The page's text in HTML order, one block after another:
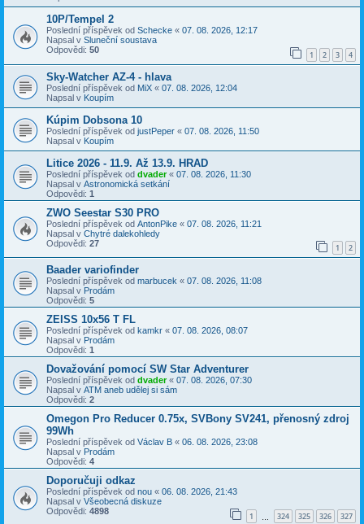
10P/Tempel 2
Poslední příspěvek od Schecke « 07. 08. 2026, 12:17
Napsal v Sluneční soustava
Odpovědi: 50 1 2 3 4
Sky-Watcher AZ-4 - hlava
Poslední příspěvek od MiX « 07. 08. 2026, 12:04
Napsal v Koupím
Kúpim Dobsona 10
Poslední příspěvek od justPeper « 07. 08. 2026, 11:50
Napsal v Koupím
Litice 2026 - 11.9. Až 13.9. HRAD
Poslední příspěvek od dvader« 07. 08. 2026, 11:30
Napsal v Astronomická setkání
Odpovědi: 1
ZWO Seestar S30 PRO
Poslední příspěvek od AntonPike « 07. 08. 2026, 11:21
Napsal v Chytré dalekohledy
Odpovědi: 27 1 2
Baader variofinder
Poslední příspěvek od marbucek « 07. 08. 2026, 11:08
Napsal v Prodám
Odpovědi: 5
ZEISS 10x56 T FL
Poslední příspěvek od kamkr « 07. 08. 2026, 08:07
Napsal v Prodám
Odpovědi: 1
Dovažování pomocí SW Star Adventurer
Poslední příspěvek od dvader« 07. 08. 2026, 07:30
Napsal v ATM aneb udělej si sám
Odpovědi: 2
Omegon Pro Reducer 0.75x, SVBony SV241, přenosný zdroj
99Wh
Poslední příspěvek od Václav B « 06. 08. 2026, 23:08
Napsal v Prodám
Odpovědi: 4
Doporučuji odkaz
Poslední příspěvek od nou « 06. 08. 2026, 21:43
Napsal v Všeobecná diskuze
Odpovědi: 4898 1 324 325 326 327